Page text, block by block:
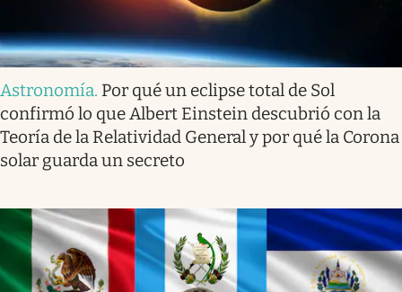
Astronomía. Por qué un eclipse total de Sol
confirmó lo que Albert Einstein descubrió con la
Teoría de la Relatividad General y por qué la Corona
solar guarda un secreto